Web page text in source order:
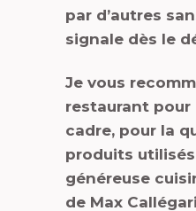
par d’autres
signale dès le
Je vous
restaurant pour
cadre, pour la
produits
généreuse
de Max